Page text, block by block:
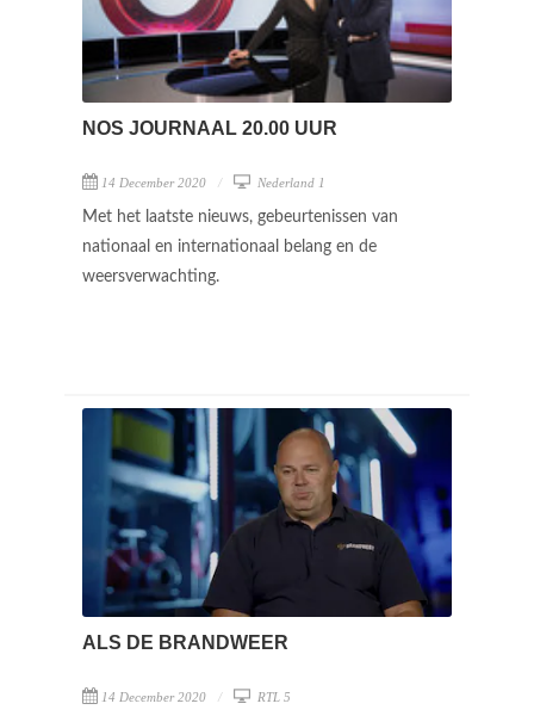
NOS JOURNAAL 20.00 UUR
14 December 2020 Nederland 1
Met het laatste nieuws, gebeurtenissen van
nationaal en internationaal belang en de
weersverwachting.
ALS DE BRANDWEER
14 December 2020 RTL 5